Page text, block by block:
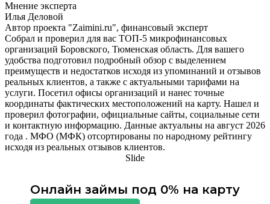
Мнение эксперта
Илья Деловой
Автор проекта "Zaimini.ru", финансовый эксперт
Собрал и проверил для вас ТОП-5 микрофинансовых
организаций Боровского, Тюменская область. Для вашего
удобства подготовил подробный обзор с выделением
преимуществ и недостатков исходя из упоминаний и отзывов
реальных клиентов, а также с актуальными тарифами на
услуги. Посетил офисы организаций и нанес точные
координаты фактических местоположений на карту. Нашел и
проверил фотографии, официальные сайты, социальные сети
и контактную информацию. Данные актуальны на август 2026
года . МФО (МФК) отсортированы по народному рейтингу
исходя из реальных отзывов клиентов.
Slide
Онлайн займы под 0% на карту